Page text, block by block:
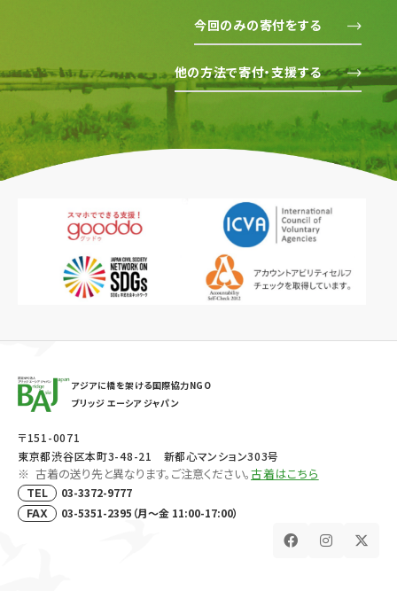
今回のみの寄付をする
他の方法で寄付・支援する
アジアに橋を架ける国際協力NGO
ブリッジ エーシア ジャパン
〒151-0071
東京都渋谷区本町3-48-21 新都心マンション303号
古着の送り先と異なります。ご注意ください。古着はこちら
TEL 03-3372-9777
FAX 03-5351-2395（月～金 11:00-17:00）